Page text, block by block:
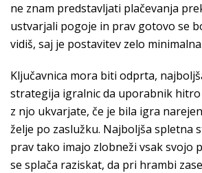
ne znam predstavljati plačevanja
ustvarjali pogoje in prav gotovo se
vidiš, saj je postavitev zelo minimalna.
Ključavnica mora biti odprta,
strategija igralnic da uporabnik hitro
z njo ukvarjate, če je bila igra
želje po zaslužku. Najboljša spletna
prav tako imajo zlobneži vsak svojo
se splača raziskat, da pri hrambi